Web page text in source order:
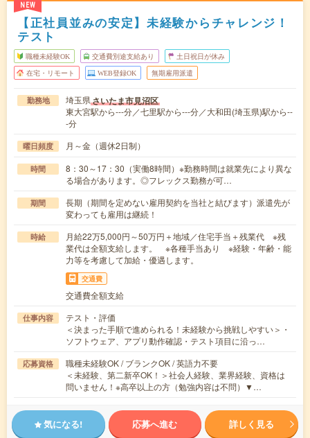
NEW
【正社員並みの安定】未経験からチャレンジ！
テスト
職種未経験OK 交通費別途支給あり 土日祝日が休み
在宅・リモート WEB登録OK 無期雇用派遣
勤務地 埼玉県さいたま市見沼区
東大宮駅から---分／七里駅から---分／大和田(埼玉県)駅から--
-分
曜日頻度 月～金（週休2日制）
時間
8：30～17：30（実働8時間）※勤務時間は就業先により異な
る場合があります。◎フレックス勤務が可…
期間
長期（期間を定めない雇用契約を当社と結びます）派遣先が
変わっても雇用は継続！
時給
月給22万5,000円～50万円＋地域／住宅手当＋残業代 ※残
業代は全額支給します。 ※各種手当あり ※経験・年齢・能
力等を考慮して加給・優遇します。
交通費
交通費全額支給
仕事内容
テスト・評価
＜決まった手順で進められる！未経験から挑戦しやすい＞・
ソフトウェア、アプリ動作確認・テスト項目に沿っ…
応募資格
職種未経験OK / ブランクOK / 英語力不要
＜未経験、第二新卒OK！＞社会人経験、業界経験、資格は
問いません！※高卒以上の方（勉強内容は不問）▼…
気になる! 応募へ進む 詳しく見る